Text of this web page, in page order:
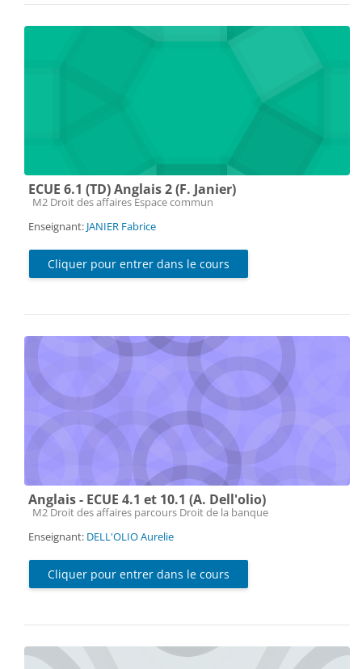
ECUE 6.1 (TD) Anglais 2 (F. Janier)
Catégorie de cours
M2 Droit des affaires Espace commun
Enseignant: JANIER Fabrice
Cliquer pour entrer dans le cours
Anglais - ECUE 4.1 et 10.1 (A. Dell'olio)
Catégorie de cours
M2 Droit des affaires parcours Droit de la banque
Enseignant: DELL'OLIO Aurelie
Cliquer pour entrer dans le cours